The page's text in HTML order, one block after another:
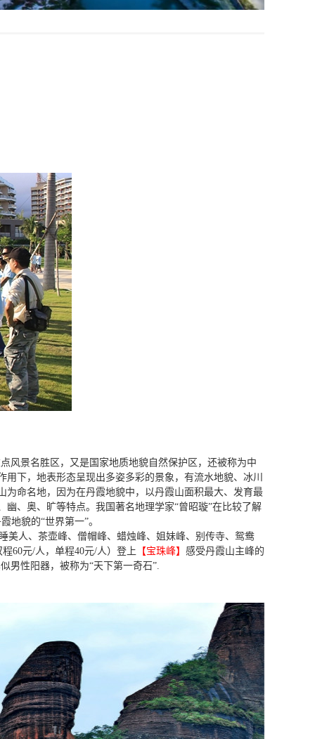
风景名胜区，
又是国家地质地貌自然保护区，还被称为中
下，地表形态呈现出多姿多彩的景象，有流水地貌、冰川
命名地，因为在丹霞地貌中，以丹霞山面积最大、发育最
、奥、旷等特点。我国著名地理学家“曾昭璇”在比较了解
地貌的“世界第一”。
美人、茶壶峰、僧帽峰、蜡烛峰、姐妹峰、别传寺、鸳鸯
60元/人，单程40元/人）登上 【宝珠峰】 感受丹霞山主峰的
男性阳器，被称为“天下第一奇石”.